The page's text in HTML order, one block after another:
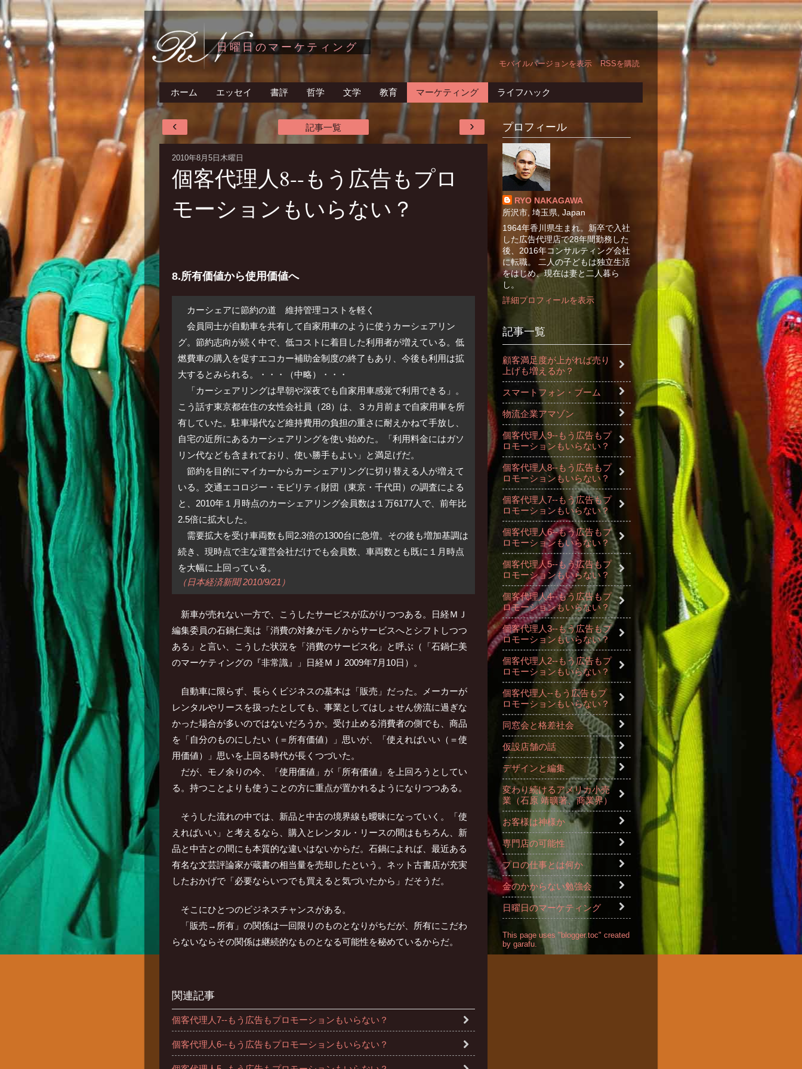
日曜日のマーケティング
モバイルバージョンを表示 RSSを購読
ホーム エッセイ 書評 哲学 文学 教育 マーケティング ライフハック
›
‹ 記事一覧
2010年8月5日木曜日
個客代理人8--もう広告もプロ
モーションもいらない？
8.所有価値から使用価値へ
カーシェアに節約の道 維持管理コストを軽く
会員同士が自動車を共有して自家用車のように使うカーシェアリン
グ。節約志向が続く中で、低コストに着目した利用者が増えている。低
燃費車の購入を促すエコカー補助金制度の終了もあり、今後も利用は拡
大するとみられる。・・・（中略）・・・
「カーシェアリングは早朝や深夜でも自家用車感覚で利用できる」。
こう話す東京都在住の女性会社員（28）は、３カ月前まで自家用車を所
有していた。駐車場代など維持費用の負担の重さに耐えかねて手放し、
自宅の近所にあるカーシェアリングを使い始めた。「利用料金にはガソ
リン代なども含まれており、使い勝手もよい」と満足げだ。
節約を目的にマイカーからカーシェアリングに切り替える人が増えて
いる。交通エコロジー・モビリティ財団（東京・千代田）の調査による
と、2010年１月時点のカーシェアリング会員数は１万6177人で、前年比
2.5倍に拡大した。
需要拡大を受け車両数も同2.3倍の1300台に急増。その後も増加基調は
続き、現時点で主な運営会社だけでも会員数、車両数とも既に１月時点
を大幅に上回っている。
（日本経済新聞 2010/9/21）
新車が売れない一方で、こうしたサービスが広がりつつある。日経ＭＪ
編集委員の石鍋仁美は「消費の対象がモノからサービスへとシフトしつつ
ある」と言い、こうした状況を「消費のサービス化」と呼ぶ（「石鍋仁美
のマーケティングの『非常識』」日経ＭＪ 2009年7月10日）。
自動車に限らず、長らくビジネスの基本は「販売」だった。メーカーが
レンタルやリースを扱ったとしても、事業としてはしょせん傍流に過ぎな
かった場合が多いのではないだろうか。受け止める消費者の側でも、商品
を「自分のものにしたい（＝所有価値）」思いが、「使えればいい（＝使
用価値）」思いを上回る時代が長くつづいた。
だが、モノ余りの今、「使用価値」が「所有価値」を上回ろうとしてい
る。持つことよりも使うことの方に重点が置かれるようになりつつある。
そうした流れの中では、新品と中古の境界線も曖昧になっていく。「使
えればいい」と考えるなら、購入とレンタル・リースの間はもちろん、新
品と中古との間にも本質的な違いはないからだ。石鍋によれば、最近ある
有名な文芸評論家が蔵書の相当量を売却したという。ネット古書店が充実
したおかげで「必要ならいつでも買えると気づいたから」だそうだ。
そこにひとつのビジネスチャンスがある。
「販売→所有」の関係は一回限りのものとなりがちだが、所有にこだわ
らないならその関係は継続的なものとなる可能性を秘めているからだ。
関連記事
個客代理人7--もう広告もプロモーションもいらない？
個客代理人6--もう広告もプロモーションもいらない？
プロフィール
RYO NAKAGAWA
所沢市, 埼玉県, Japan
1964年香川県生まれ。新卒で入社
した広告代理店で28年間勤務した
後、2016年コンサルティング会社
に転職。 二人の子どもは独立生活
をはじめ、現在は妻と二人暮ら
し。
詳細プロフィールを表示
記事一覧
顧客満足度が上がれば売り
上げも増えるか？
スマートフォン・ブーム
物流企業アマゾン
個客代理人9--もう広告もプ
ロモーションもいらない？
個客代理人8--もう広告もプ
ロモーションもいらない？
個客代理人7--もう広告もプ
ロモーションもいらない？
個客代理人6--もう広告もプ
ロモーションもいらない？
個客代理人5--もう広告もプ
ロモーションもいらない？
個客代理人4--もう広告もプ
ロモーションもいらない？
個客代理人3--もう広告もプ
ロモーションもいらない？
個客代理人2--もう広告もプ
ロモーションもいらない？
個客代理人--もう広告もプ
ロモーションもいらない？
同窓会と格差社会
仮設店舗の話
デザインと編集
変わり続けるアメリカ小売
業（石原 靖曠著、商業界）
お客様は神様か
専門店の可能性
プロの仕事とは何か
金のかからない勉強会
日曜日のマーケティング
This page uses "blogger.toc" created
by garafu.